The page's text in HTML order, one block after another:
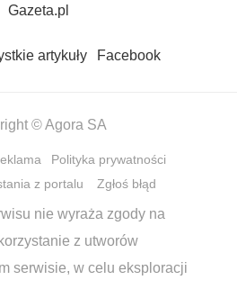
Gazeta.pl
artykuły Facebook
© Agora SA
Polityka prywatności
z portalu
Zgłoś błąd
nie wyraża zgody na
z utworów
serwisie, w celu eksploracji